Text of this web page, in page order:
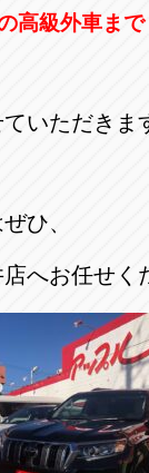
高級外車まで
ていただき
ひ、
へお任せく